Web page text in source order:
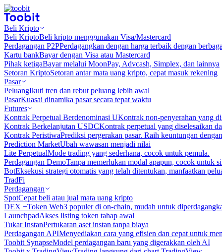
Beli Kripto
Beli KriptoBeli kripto menggunakan Visa/Mastercard
Perdagangan P2PPerdagangkan dengan harga terbaik dengan
Kartu bankBayar dengan Visa atau Mastercard
Pihak ketigaBayar melalui MoonPay, Advcash, Simplex, dan lainnya
Setoran KriptoSetoran antar mata uang kripto, cepat masuk rekening
Pasar
PeluangIkuti tren dan rebut peluang lebih awal
PasarKuasai dinamika pasar secara tepat waktu
Futures
Kontrak Perpetual Berdenominasi UKontrak non-penyerahan yang
Kontrak Berkelanjutan USDCKontrak perpetual yang diselesaikan
Kontrak PeristiwaPrediksi pergerakan pasar. Raih keuntungan
Prediction MarketUbah wawasan menjadi nilai
Lite PerpetualMode trading yang sederhana, cocok untuk pemula.
Perdagangan DemoTanpa memerlukan modal apapun, cocok untuk
BotEksekusi strategi otomatis yang telah ditentukan, manfaatkan
TradFi
Perdagangan
SpotCepat beli atau jual mata uang kripto
DEX +Token Web3 populer di on-chain, mudah untuk
LaunchpadAkses listing token tahap awal
Tukar InstanPertukaran aset instan tanpa biaya
Perdagangan APIMenyediakan cara yang efisien dan cepat untuk
Toobit SynapseModel perdagangan baru yang digerakkan oleh AI